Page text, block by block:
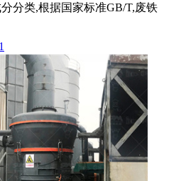
分类,根据国家标准GB/T,废铁